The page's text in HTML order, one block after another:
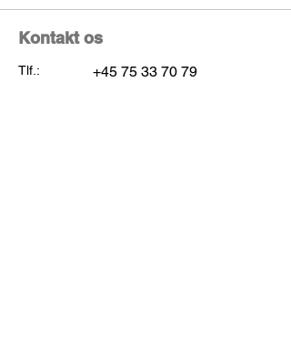
Kontakt os
Tlf.:
+45 75 33 70 79